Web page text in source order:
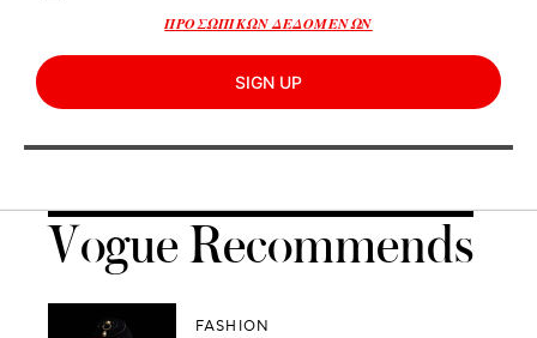
ΠΡΟΣΩΠΙΚΩΝ ΔΕΔΟΜΕΝΩΝ
SIGN UP
Vogue Recommends
FASHION